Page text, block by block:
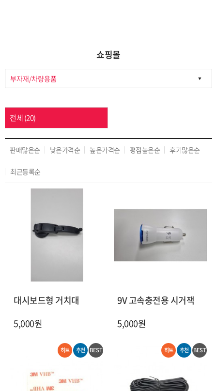
쇼핑몰
전체 (20)
판매많은순 낮은가격순 높은가격순 평점높은순 후기많은순
최근등록순
대시보드형 거치대
5,000원
9V 고속충전용 시거잭
5,000원
히트 추천 BEST 히트 추천 BEST